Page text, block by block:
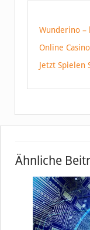
Wunderino –
Online
Jetzt Spielen
Ähnliche